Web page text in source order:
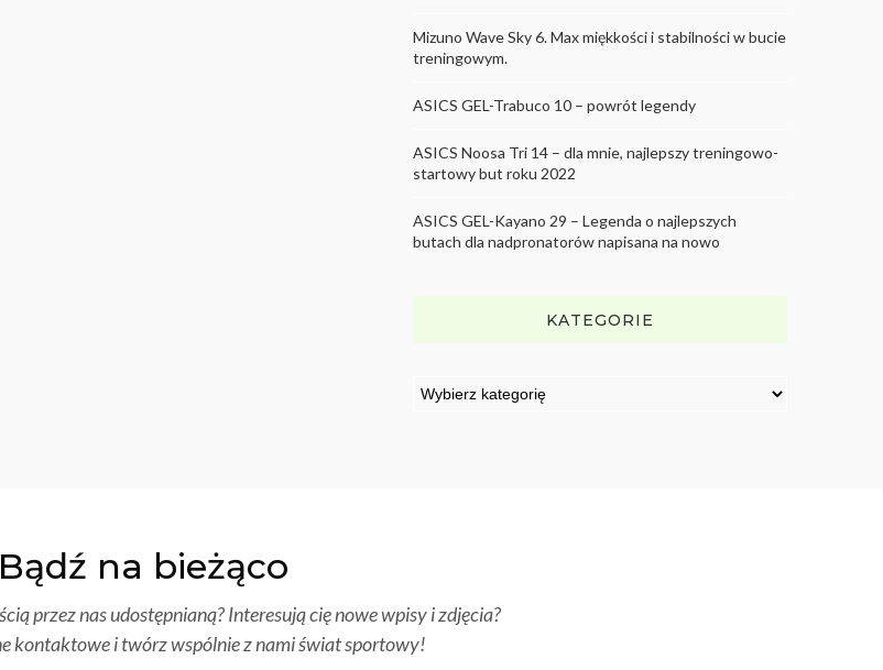
Mizuno Wave Sky 6. Max miękkości i stabilności w bucie
treningowym.
ASICS GEL-Trabuco 10 – powrót legendy
ASICS Noosa Tri 14 – dla mnie, najlepszy treningowo-
startowy but roku 2022
ASICS GEL-Kayano 29 – Legenda o najlepszych
butach dla nadpronatorów napisana na nowo
KATEGORIE
Bądź na bieżąco
przez nas udostępnianą? Interesują cię nowe wpisy i zdjęcia?
kontaktowe i twórz wspólnie z nami świat sportowy!